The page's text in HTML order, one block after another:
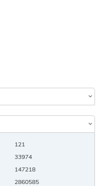
121
33974
147218
2860585